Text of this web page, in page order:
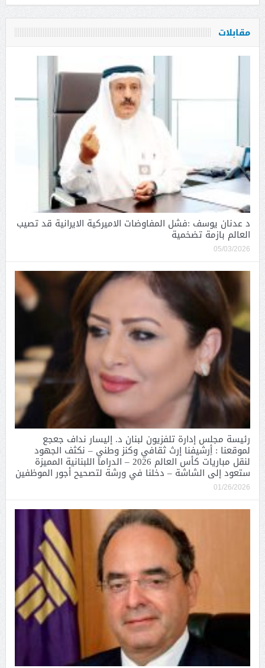
مقابلات
د عدنان يوسف :فشل المفاوضات الاميركية الايرانية قد تصيب
العالم بازمة تضخمية
05/03/2026
رئيسة مجلس إدارة تلفزيون لبنان د. إليسار نداف جعجع
لموقعنا : أِرشيفنا إرث ثقافي وكنز وطني – نكثف الجهود
لنقل مباريات كأس العالم 2026 – الدراما اللبنانية المميزة
ستعود إلى الشاشة – دخلنا في ورشة لتصحيح أجور الموظفين
01/26/2026